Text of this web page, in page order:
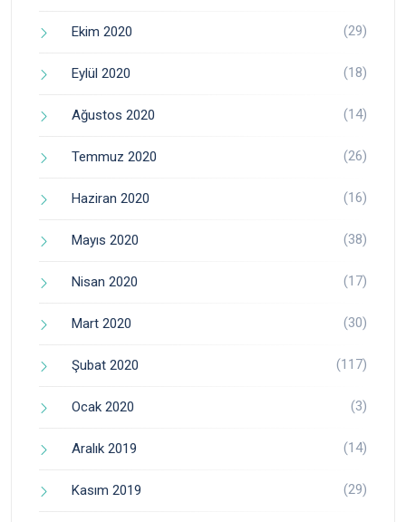
Ekim 2020 (29)
Eylül 2020 (18)
Ağustos 2020 (14)
Temmuz 2020 (26)
Haziran 2020 (16)
Mayıs 2020 (38)
Nisan 2020 (17)
Mart 2020 (30)
Şubat 2020 (117)
Ocak 2020 (3)
Aralık 2019 (14)
Kasım 2019 (29)